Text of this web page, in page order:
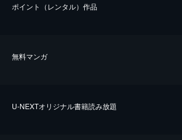
ポイント（レンタル）作品
無料マンガ
U-NEXTオリジナル書籍読み放題